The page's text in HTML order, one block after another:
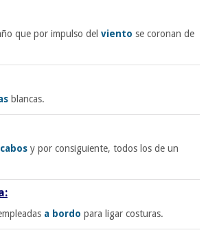
que por impulso del viento se coronan de
blancas.
cabosy por consiguiente, todos los de un
a bordo para ligar costuras.